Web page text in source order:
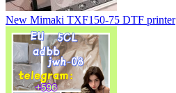
New Mimaki TXF150-75 DTF printer